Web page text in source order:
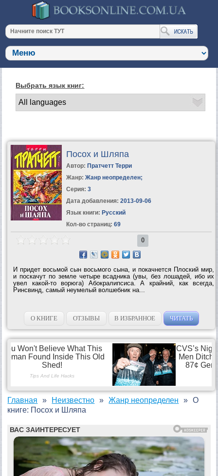
Выбрать язык книг:
Посох и Шляпа
Автор: Пратчетт Терри
Жанр: Жанр неопределен;
Серия: 3
Дата добавления: 2013-09-06
Язык книги: Русский
Кол-во страниц: 69
0
И придет восьмой сын восьмого сына, и покачнется Плоский мир,
и поскачут по земле четыре всадника (увы, без лошадей, ибо их
увел какой-то ворюга) Абокралипсиса. А крайний, как всегда,
Ринсвинд, самый неумелый волшебник на...
О КНИГЕ ОТЗЫВЫ В ИЗБРАННОЕ ЧИТАТЬ
Главная Неизвестно Жанр неопределен
О
книге: Посох и Шляпа